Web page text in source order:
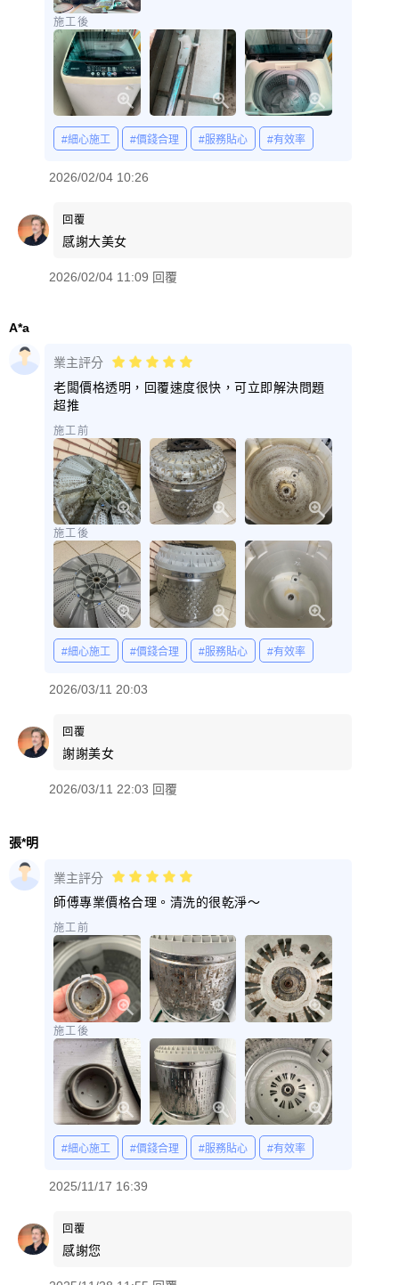
施工後
#細心施工 #價錢合理 #服務貼心 #有效率
2026/02/04 10:26
回覆
感謝大美女
2026/02/04 11:09 回覆
A*a
業主評分
老闆價格透明，回覆速度很快，可立即解決問題
超推
施工前
施工後
#細心施工 #價錢合理 #服務貼心 #有效率
2026/03/11 20:03
回覆
謝謝美女
2026/03/11 22:03 回覆
張*明
業主評分
師傅專業價格合理。清洗的很乾淨～
施工前
施工後
#細心施工 #價錢合理 #服務貼心 #有效率
2025/11/17 16:39
回覆
感謝您